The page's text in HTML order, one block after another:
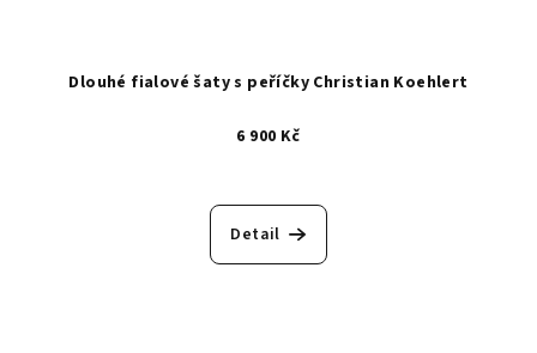
Dlouhé fialové šaty s peříčky Christian Koehlert
6 900 Kč
Detail